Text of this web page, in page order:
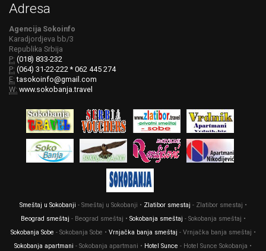
Adresa
Agencija Sokoinfo
Karadjordjeva bb/3
Republika Srbija
P: (018) 833-232
P: (064) 31-22-222 * 062 445 274
E: tasokoinfo@gmail.com
W: www.sokobanja.travel
Smeštaj u Sokobanji - Smeštaj u Sokobanji • Zlatibor smestaj - Zlatibor smestaj •
Beograd smeštaj - Beograd smeštaj • Sokobanja smeštaj - Sokobanja smeštaj •
Sokobanja Sobe - Sokobanja Sobe • Vrnjačka banja smeštaj - Vrnjačka banja smeštaj •
Sokobanja apartmani - Sokobanja apartmani • Hotel Sunce - Hotel Sunce Sokobanja •